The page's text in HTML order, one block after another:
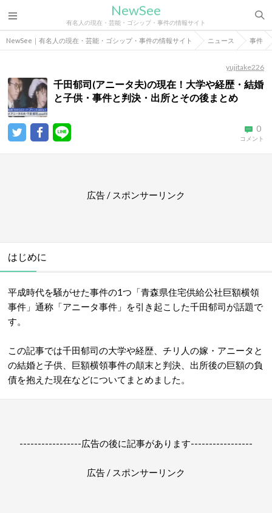
NewSee
有名人の現在・芸能・ゴシップ・事件の情報サイト
NewSee｜有名人の現在・芸能・ゴシップ・事件の情報サイト ニュース 事件
yujitake226
千田郁司(アニータ夫)の現在！大学や経歴・結婚
と子供・事件と判決・出所とその後まとめ
0
コメント
広告 / スポンサーリンク
はじめに
平成時代を騒がせた事件の1つ「青森県住宅供給公社巨額横領
事件」通称「アニータ事件」を引き起こした千田郁司が話題で
す。
この記事では千田郁司の大学や経歴、チリ人の嫁・アニータと
の結婚と子供、巨額横領事件の顛末と判決、出所後の巨額の負
債を抱えた現在などについてまとめました。
-----------------広告の後に記事があります-----------------
広告 / スポンサーリンク